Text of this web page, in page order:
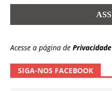
Acesse a página de Privacidade
SIGA-NOS FACEBOOK